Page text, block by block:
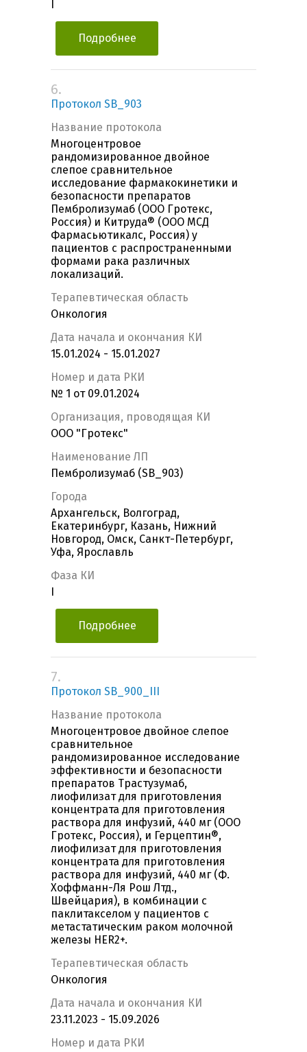
Подробнее
6.
Протокол SB_903
Название протокола
Многоцентровое
рандомизированное двойное
слепое сравнительное
исследование фармакокинетики и
безопасности препаратов
Пембролизумаб (ООО Гротекс,
Россия) и Китруда® (ООО МСД
Фармасьютикалс, Россия) у
пациентов с распространенными
формами рака различных
локализаций.
Терапевтическая область
Онкология
Дата начала и окончания КИ
15.01.2024 - 15.01.2027
Номер и дата РКИ
№ 1 от 09.01.2024
Организация, проводящая КИ
ООО "Гротекс"
Наименование ЛП
Пембролизумаб (SB_903)
Города
Архангельск, Волгоград,
Екатеринбург, Казань, Нижний
Новгород, Омск, Санкт-Петербург,
Уфа, Ярославль
Фаза КИ
Подробнее
7.
Протокол SB_900_III
Название протокола
Многоцентровое двойное слепое
сравнительное
рандомизированное исследование
эффективности и безопасности
препаратов Трастузумаб,
лиофилизат для приготовления
концентрата для приготовления
раствора для инфузий, 440 мг (ООО
Гротекс, Россия), и Герцептин®,
лиофилизат для приготовления
концентрата для приготовления
раствора для инфузий, 440 мг (Ф.
Хоффманн-Ля Рош Лтд.,
Швейцария), в комбинации с
паклитакселом у пациентов с
метастатическим раком молочной
железы HER2+.
Терапевтическая область
Онкология
Дата начала и окончания КИ
23.11.2023 - 15.09.2026
Номер и дата РКИ